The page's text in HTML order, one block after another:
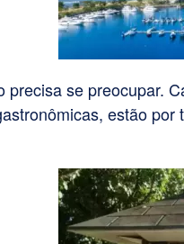
precisa se preocupar.
estão